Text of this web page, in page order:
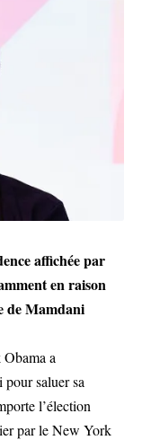
affichée par
en raison
de Mamdani
a
saluer sa
l’élection
par le New York